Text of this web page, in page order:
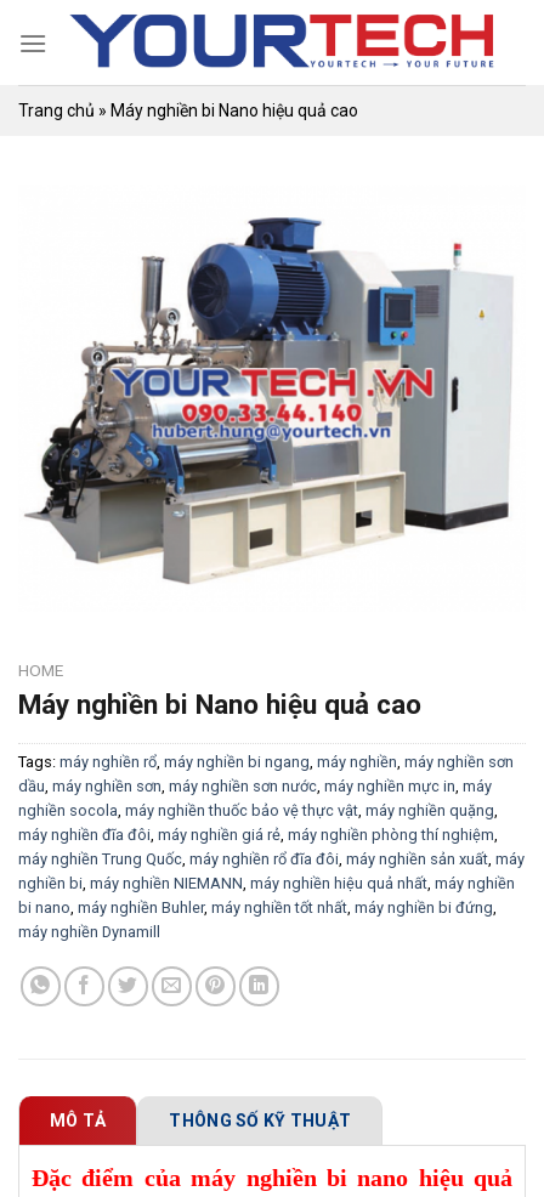
Trang chủ » Máy nghiền bi Nano hiệu quả cao
HOME
Máy nghiền bi Nano hiệu quả cao
Tags: máy nghiền rổ, máy nghiền bi ngang, máy nghiền, máy nghiền sơn
dầu, máy nghiền sơn, máy nghiền sơn nước, máy nghiền mực in, máy
nghiền socola, máy nghiền thuốc bảo vệ thực vật, máy nghiền quặng,
máy nghiền đĩa đôi, máy nghiền giá rẻ, máy nghiền phòng thí nghiệm,
máy nghiền Trung Quốc, máy nghiền rổ đĩa đôi, máy nghiền sản xuất, máy
nghiền bi, máy nghiền NIEMANN, máy nghiền hiệu quả nhất, máy nghiền
bi nano, máy nghiền Buhler, máy nghiền tốt nhất, máy nghiền bi đứng,
máy nghiền Dynamill
MÔ TẢ THÔNG SỐ KỸ THUẬT
Đặc điểm của máy nghiền bi nano hiệu quả